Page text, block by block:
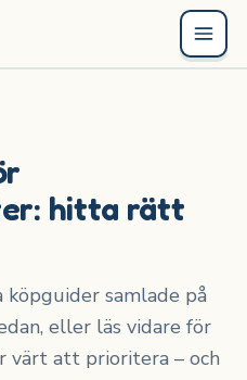
hitta rätt
samlade på
eller läs vidare för
värt att prioritera – och